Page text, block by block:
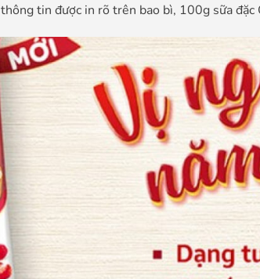
tin được in rõ trên bao bì, 100g sữa